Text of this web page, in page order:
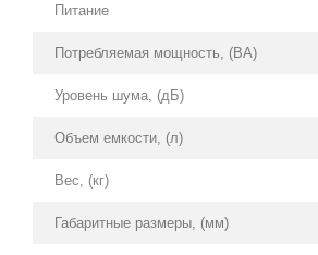
Питание
Потребляемая мощность, (ВА)
Уровень шума, (дБ)
Объем емкости, (л)
Вес, (кг)
Габаритные размеры, (мм)